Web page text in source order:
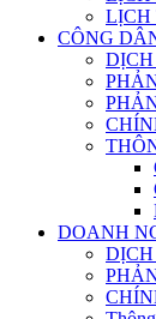
LỊCH
CÔNG
DOANH